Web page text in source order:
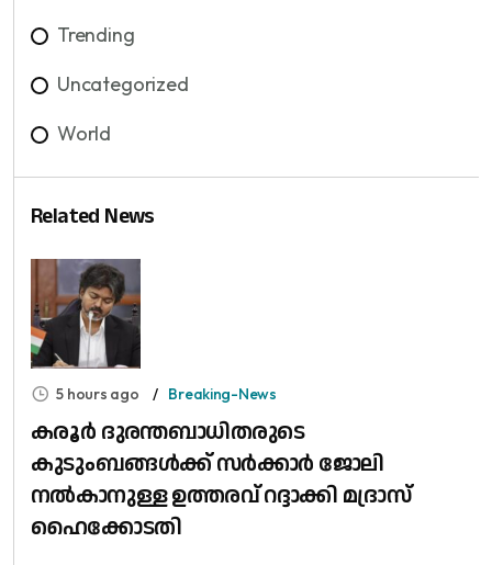
Trending
Uncategorized
World
Related News
5 hours ago Breaking-News
കരൂർ ദുരന്തബാധിതരുടെ
കുടുംബങ്ങൾക്ക് സർക്കാർ ജോലി
നൽകാനുള്ള ഉത്തരവ് റദ്ദാക്കി മദ്രാസ്
ഹൈക്കോടതി